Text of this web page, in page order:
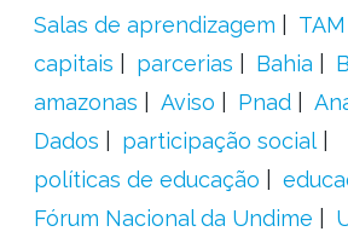
Salas de aprendizagem
TAM
capitais
parcerias Bahia
amazonas
Aviso Pnad
Dados
participação social
políticas de educação
Fórum Nacional da Undime